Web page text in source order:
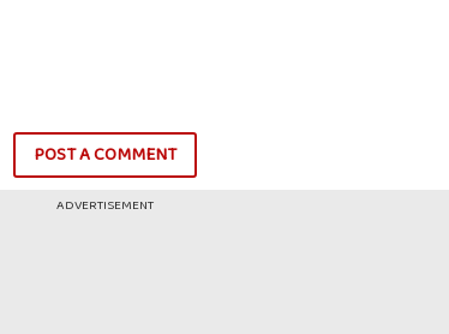
POST A COMMENT
ADVERTISEMENT